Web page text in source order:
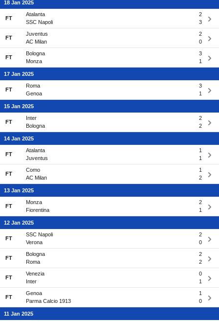
18 Jan 2025
FT
Atalanta
2
SSC Napoli
3
FT
Juventus
2
AC Milan
0
FT
Bologna
3
Monza
1
17 Jan 2025
FT
Roma
3
Genoa
1
15 Jan 2025
FT
Inter
2
Bologna
2
14 Jan 2025
FT
Atalanta
1
Juventus
1
FT
Como
1
AC Milan
2
13 Jan 2025
FT
Monza
2
Fiorentina
1
12 Jan 2025
FT
SSC Napoli
2
Verona
0
FT
Bologna
2
Roma
2
FT
Venezia
0
Inter
1
FT
Genoa
1
Parma Calcio 1913
0
11 Jan 2025